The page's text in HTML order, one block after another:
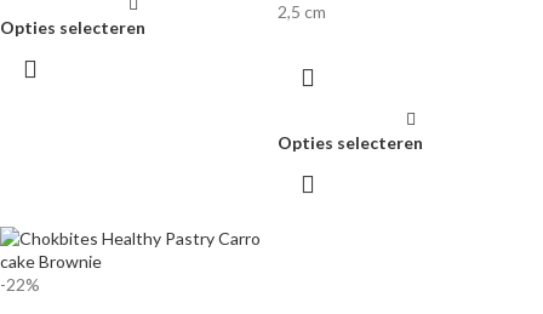
Opties selecteren
2,5 cm
Opties selecteren
-22%